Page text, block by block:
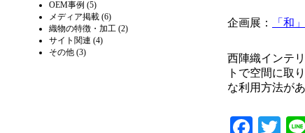
企画展： 「和
西陣織インテ
トで空間に取
な利用方法が
OEM事例 (5)
メディア掲載 (6)
織物の特徴・加工 (2)
サイト関連 (4)
その他 (3)